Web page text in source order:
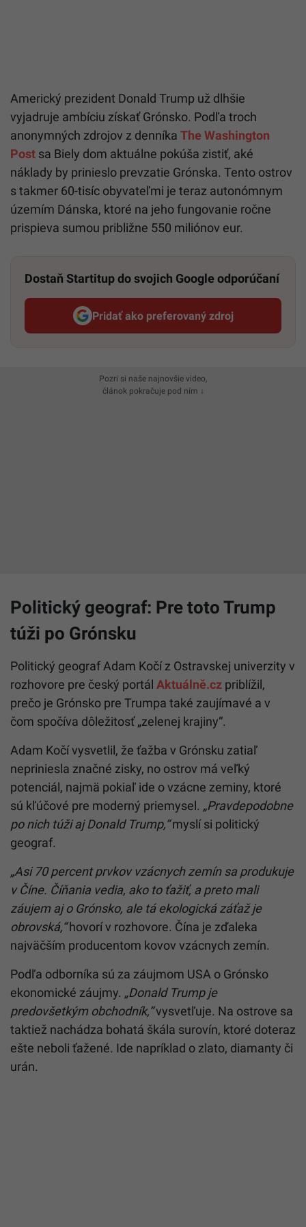
Americký prezident Donald Trump už dlhšie
vyjadruje ambíciu získať Grónsko. Podľa troch
anonymných zdrojov z denníka The Washington
Post sa Biely dom aktuálne pokúša zistiť, aké
náklady by prinieslo prevzatie Grónska. Tento ostrov
s takmer 60-tisíc obyvateľmi je teraz autonómnym
územím Dánska, ktoré na jeho fungovanie ročne
prispieva sumou približne 550 miliónov eur.
Dostaň Startitup do svojich Google odporúčaní
Pridať ako preferovaný zdroj
Startitup, odkaz sa otvorí v
Pozri si naše najnovšie video,
článok pokračuje pod ním ↓
Politický geograf: Pre toto Trump
túži po Grónsku
Politický geograf Adam Kočí z Ostravskej univerzity v
rozhovore pre český portál Aktuálně.cz priblížil,
prečo je Grónsko pre Trumpa také zaujímavé a v
čom spočíva dôležitosť „zelenej krajiny“.
Adam Kočí vysvetlil, že ťažba v Grónsku zatiaľ
nepriniesla značné zisky, no ostrov má veľký
potenciál, najmä pokiaľ ide o vzácne zeminy, ktoré
sú kľúčové pre moderný priemysel. „Pravdepodobne
po nich túži aj Donald Trump,“myslí si politický
geograf.
„Asi 70 percent prvkov vzácnych zemín sa produkuje
v Číne. Číňania vedia, ako to ťažiť, a preto mali
záujem aj o Grónsko, ale tá ekologická záťaž je
obrovská,“hovorí v rozhovore. Čína je zďaleka
najväčším producentom kovov vzácnych zemín.
Podľa odborníka sú za záujmom USA o Grónsko
ekonomické záujmy. „Donald Trump je
predovšetkým obchodník,“vysvetľuje. Na ostrove sa
taktiež nachádza bohatá škála surovín, ktoré doteraz
ešte neboli ťažené. Ide napríklad o zlato, diamanty či
urán.